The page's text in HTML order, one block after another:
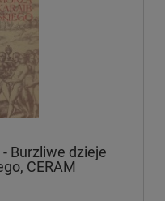
- Burzliwe dzieje
CERAM